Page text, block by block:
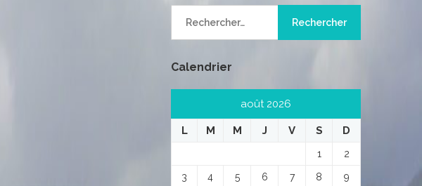
Calendrier
août 2026
L M M J V S D
1 2
3 4 5 6 7 8 9